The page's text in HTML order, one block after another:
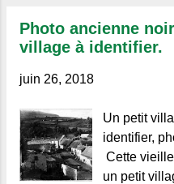
Photo ancienne
village à identifier.
juin 26, 2018
Un petit
identifier,
Cette
un petit